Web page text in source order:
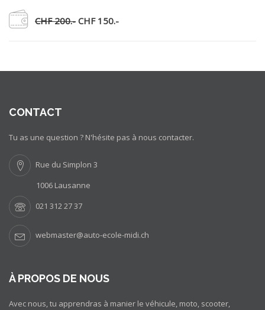
CHF 200.- CHF 150.-
CONTACT
Tu as une question ? N'hésite pas à nous contacter.
Rue du Simplon 3
1006 Lausanne
021 312 27 37
webmaster@auto-ecole-midi.ch
À PROPOS DE NOUS
Avec nous, tu apprendras à manier le véhicule, moto, scooter,